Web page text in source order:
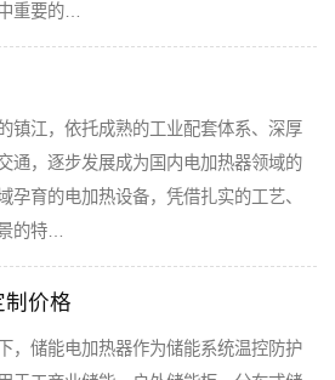
重要的…
镇江，依托成熟的工业配套体系、深厚
通，逐步发展成为国内电加热器领域的
孕育的电加热设备，凭借扎实的工艺、
的特…
价格
，储能电加热器作为储能系统温控防护